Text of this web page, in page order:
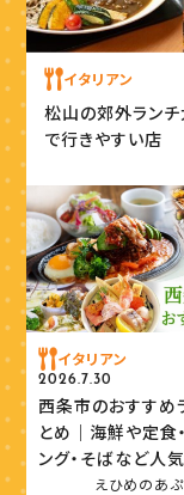
イタリアン
松山の郊外ラン
で行きやすい店
イタリアン
2026.7.30
西条市のおすすめ
とめ｜海鮮や定食
ング・そばなど人
えひめのあ